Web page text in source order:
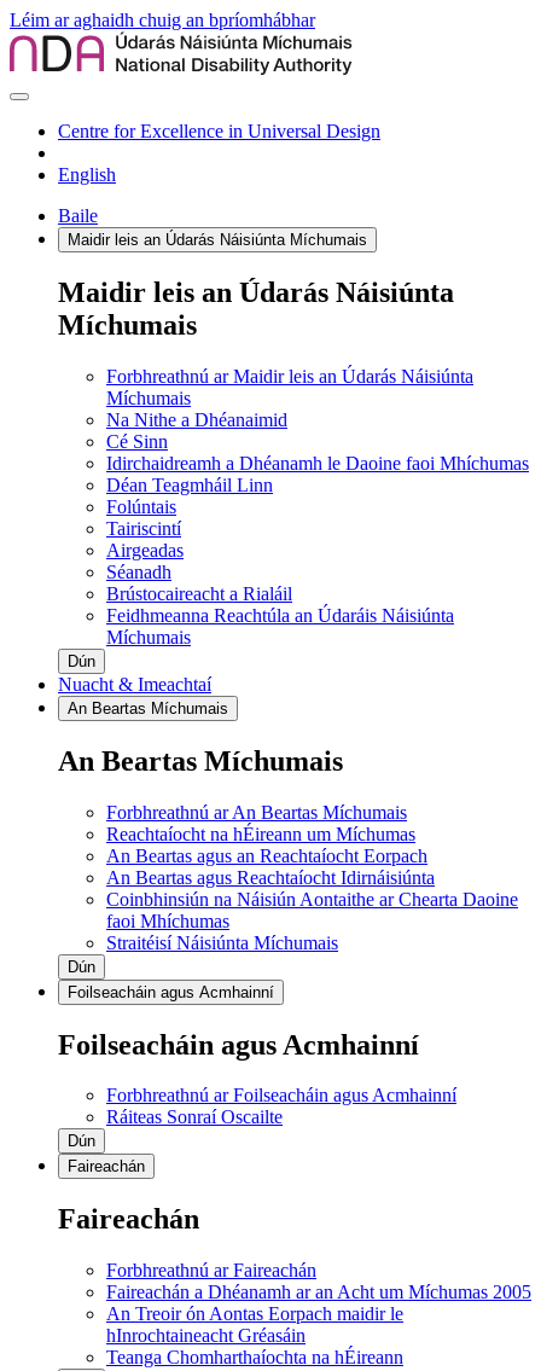
Léim ar aghaidh chuig an bpríomhábhar
Centre for Excellence in Universal Design
English
Baile
Maidir leis an Údarás Náisiúnta Míchumais
Maidir leis an Údarás Náisiúnta
Míchumais
Forbhreathnú ar Maidir leis an Údarás Náisiúnta
Míchumais
Na Nithe a Dhéanaimid
Cé Sinn
Idirchaidreamh a Dhéanamh le Daoine faoi Mhíchumas
Déan Teagmháil Linn
Folúntais
Tairiscintí
Airgeadas
Séanadh
Brústocaireacht a Rialáil
Feidhmeanna Reachtúla an Údaráis Náisiúnta
Míchumais
Dún
Nuacht & Imeachtaí
An Beartas Míchumais
An Beartas Míchumais
Forbhreathnú ar An Beartas Míchumais
Reachtaíocht na hÉireann um Míchumas
An Beartas agus an Reachtaíocht Eorpach
An Beartas agus Reachtaíocht Idirnáisiúnta
Coinbhinsiún na Náisiún Aontaithe ar Chearta Daoine
faoi Mhíchumas
Straitéisí Náisiúnta Míchumais
Dún
Foilseacháin agus Acmhainní
Foilseacháin agus Acmhainní
Forbhreathnú ar Foilseacháin agus Acmhainní
Ráiteas Sonraí Oscailte
Dún
Faireachán
Faireachán
Forbhreathnú ar Faireachán
Faireachán a Dhéanamh ar an Acht um Míchumas 2005
An Treoir ón Aontas Eorpach maidir le
hInrochtaineacht Gréasáin
Teanga Chomharthaíochta na hÉireann